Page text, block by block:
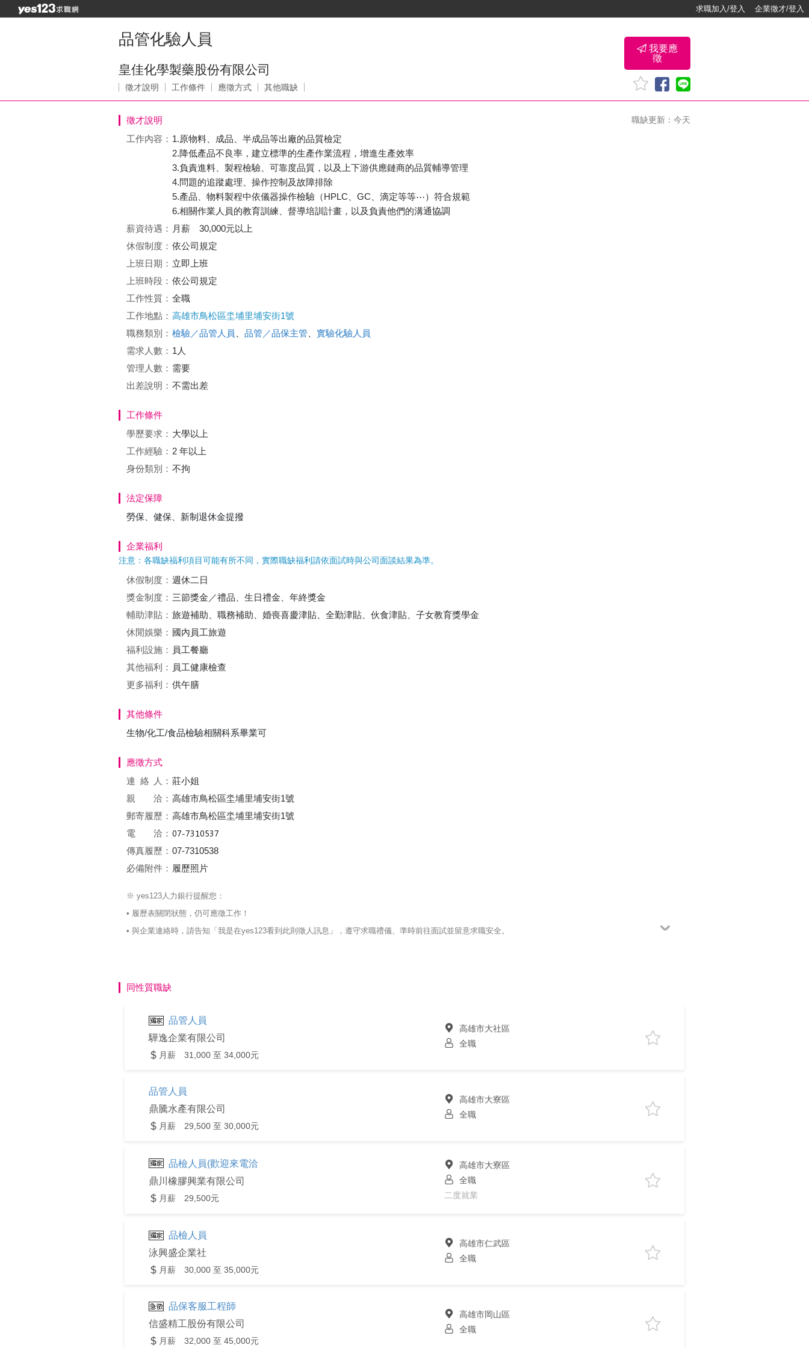
求職加入/登入 企業徵才/登入
品管化驗人員
皇佳化學製藥股份有限公司
徵才說明 工作條件 應徵方式 其他職缺
我要應
徵
徵才說明 職缺更新：今天
工作內容： 1.原物料、成品、半成品等出廠的品質檢定
2.降低產品不良率，建立標準的生產作業流程，增進生產效率
3.負責進料、製程檢驗、可靠度品質，以及上下游供應鏈商的品質輔導管理
4.問題的追蹤處理、操作控制及故障排除
5.產品、物料製程中依儀器操作檢驗（HPLC、GC、滴定等等⋯）符合規範
6.相關作業人員的教育訓練、督導培訓計畫，以及負責他們的溝通協調
薪資待遇： 月薪 30,000元以上
休假制度： 依公司規定
上班日期： 立即上班
上班時段： 依公司規定
工作性質： 全職
工作地點： 高雄市鳥松區坔埔里埔安街1號
職務類別： 檢驗／品管人員 品管／品保主管
實驗化驗人員
需求人數： 1人
管理人數： 需要
出差說明： 不需出差
工作條件
學歷要求： 大學以上
工作經驗： 2 年以上
身份類別： 不拘
法定保障
勞保、健保、新制退休金提撥
企業福利
注意：各職缺福利項目可能有所不同，實際職缺福利請依面試時與公司面談結果為準。
休假制度： 週休二日
獎金制度： 三節獎金／禮品、生日禮金、年終獎金
輔助津貼： 旅遊補助、職務補助、婚喪喜慶津貼、全勤津貼、伙食津貼、子女教育獎學金
休閒娛樂： 國內員工旅遊
福利設施： 員工餐廳
其他福利： 員工健康檢查
更多福利： 供午膳
其他條件
生物/化工/食品檢驗相關科系畢業可
應徵方式
連絡
人： 莊小姐
親 洽： 高雄市鳥松區坔埔里埔安街1號
郵寄履歷： 高雄市鳥松區坔埔里埔安街1號
電 洽：
傳真履歷： 07-7310538
必備附件： 履歷照片
※ yes123人力銀行提醒您：
• 履歷表關閉狀態，仍可應徵工作！
• 與企業連絡時，請告知「我是在yes123看到此則徵人訊息」，遵守求職禮儀、準時前往面試並留意求職安全。
同性質職缺
品管人員
驊逸企業有限公司
月薪 31,000 至 34,000元
高雄市大社區
全職
品管人員
鼎騰水產有限公司
月薪 29,500 至 30,000元
高雄市大寮區
全職
品檢人員(歡迎來電洽
鼎川橡膠興業有限公司
月薪 29,500元
高雄市大寮區
全職
二度就業
品檢人員
泳興盛企業社
月薪 30,000 至 35,000元
高雄市仁武區
全職
品保客服工程師
信盛精工股份有限公司
月薪 32,000 至 45,000元
高雄市岡山區
全職